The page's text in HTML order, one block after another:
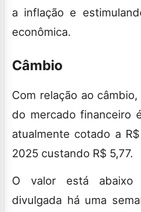
a inflação e
econômica.
Câmbio
Com relação ao
do mercado financeiro
atualmente cotado a
2025 custando R$ 5,77.
O valor está abaixo
divulgada há uma